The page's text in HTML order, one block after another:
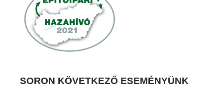
SORON KÖVETKEZŐ ESEMÉNYÜNK